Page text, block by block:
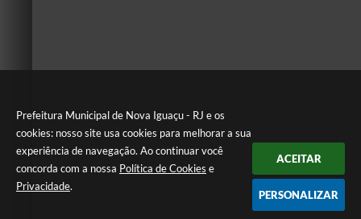
Prefeitura Municipal de Nova Iguaçu - RJ e os
cookies: nosso site usa cookies para melhorar a sua
experiência de navegação. Ao continuar você
concorda com a nossa Política de Cookies e
Privacidade.
ACEITAR
PERSONALIZAR